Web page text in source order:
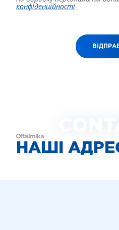
конфіденційності
НАШІ